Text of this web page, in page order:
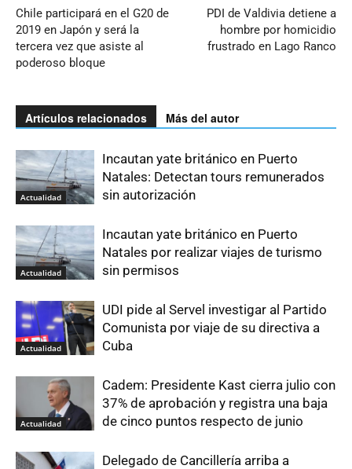
Chile participará en el G20 de
2019 en Japón y será la
tercera vez que asiste al
poderoso bloque
PDI de Valdivia detiene a
hombre por homicidio
frustrado en Lago Ranco
Artículos relacionados Más del autor
Actualidad
Incautan yate británico en Puerto
Natales: Detectan tours remunerados
sin autorización
Actualidad
Incautan yate británico en Puerto
Natales por realizar viajes de turismo
sin permisos
Actualidad
UDI pide al Servel investigar al Partido
Comunista por viaje de su directiva a
Cuba
Actualidad
Cadem: Presidente Kast cierra julio con
37% de aprobación y registra una baja
de cinco puntos respecto de junio
Delegado de Cancillería arriba a